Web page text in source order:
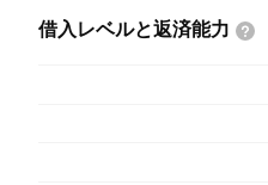
借入レベルと返済能力